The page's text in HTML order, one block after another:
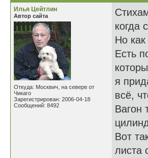
Илья Цейтлин
Автор сайта
Откуда: Москвич, на севере от
Чикаго
Зарегистрирован: 2006-04-18
Сообщений: 8492
когда
Но
Есть
я
всё,
Вагон
Вот
листа